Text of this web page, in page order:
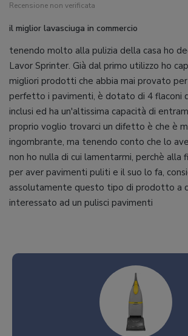
Recensione non verificata
il miglior lavasciuga in commercio
tenendo molto alla pulizia della casa ho
Lavor Sprinter. Già dal primo utilizzo ho
migliori prodotti che abbia mai provato
perfetto i pavimenti, è dotato di 4 flaconi
inclusi ed ha un'altissima capacità di
proprio voglio trovarci un difetto è che è
ingombrante, ma tenendo conto che lo
non ho nulla di cui lamentarmi, perchè alla
per aver pavimenti puliti e il suo lo fa,
assolutamente questo tipo di prodotto a
interessato ad un pulisci pavimenti